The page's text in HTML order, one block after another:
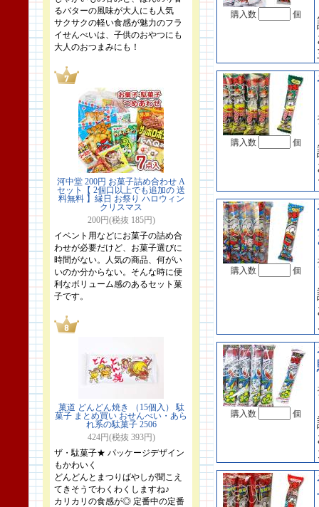
るバターの風味が大人にも人気
サクサクの軽い食感が魅力のフラ
イせんべいは、子供のおやつにも
大人のおつまみにも！
河中堂 200円 お菓子詰め合わせ A
セット【 2個口以上でも追加の 送
料無料 】縁日 お祭り ハロウィン
クリスマス
200円(税抜 185円)
イベント用などにお菓子の詰め合
わせが必要だけど、お菓子選びに
時間がない。人気の商品、何がい
いのか分からない。そんな時に便
利なボリューム感のあるセット菓
子です。
菓道 どんどん焼き （15個入） 駄
菓子 まとめ買い おせんべい・あら
れ系の駄菓子 2506
424円(税抜 393円)
ザ・駄菓子★ パッケージデザイン
もかわいく
どんどんとまつりばやしが聞こえ
てきそうでわくわくしますね♪
カリカリの食感が◎ 定番中の定番
購入数 個
購入数 個
購入数 個
購入数 個